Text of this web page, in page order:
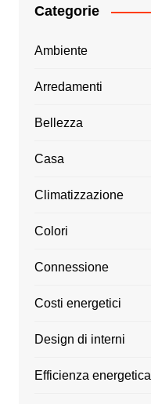
Categorie
Ambiente
Arredamenti
Bellezza
Casa
Climatizzazione
Colori
Connessione
Costi energetici
Design di interni
Efficienza energetica